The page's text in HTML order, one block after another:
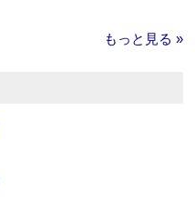
もっと見る »